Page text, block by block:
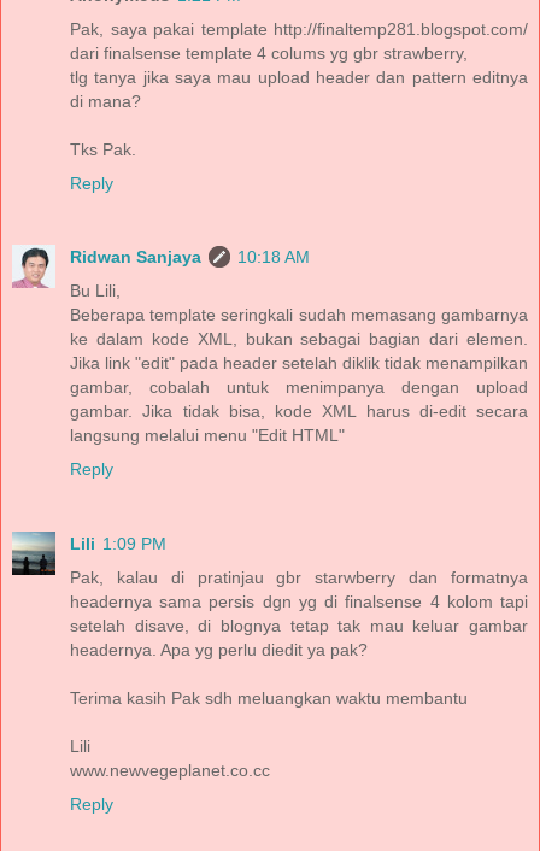
Pak, saya pakai template http://finaltemp281.blogspot.com/
dari finalsense template 4 colums yg gbr strawberry,
tlg tanya jika saya mau upload header dan pattern editnya
di mana?
Tks Pak.
Reply
Ridwan Sanjaya
10:18 AM
Bu Lili,
Beberapa template seringkali sudah memasang gambarnya
ke dalam kode XML, bukan sebagai bagian dari elemen.
Jika link "edit" pada header setelah diklik tidak menampilkan
gambar, cobalah untuk menimpanya dengan upload
gambar. Jika tidak bisa, kode XML harus di-edit secara
langsung melalui menu "Edit HTML"
Reply
Lili 1:09 PM
Pak, kalau di pratinjau gbr starwberry dan formatnya
headernya sama persis dgn yg di finalsense 4 kolom tapi
setelah disave, di blognya tetap tak mau keluar gambar
headernya. Apa yg perlu diedit ya pak?
Terima kasih Pak sdh meluangkan waktu membantu
Lili
www.newvegeplanet.co.cc
Reply